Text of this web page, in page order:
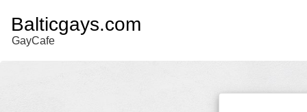
Balticgays.com
GayCafe